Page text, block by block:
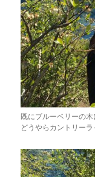
既にブルーベリーの
どうやらカントリーラ